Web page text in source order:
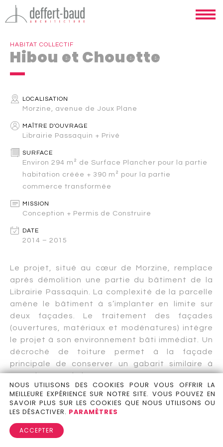
HABITAT COLLECTIF
Hibou et Chouette
Le projet, situé au cœur de Morzine, remplace
après démolition une partie du bâtiment de la
Librairie Passaquin. La complexité de la parcelle
amène le bâtiment à s’implanter en limite sur
deux façades. Le traitement des façades
(ouvertures, matériaux et modénatures) intègre
le projet à son environnement bâti immédiat. Un
décroché de toiture permet à la façade
principale de conserver un gabarit similaire à
ceux du reste de la rue.
Le sous-sol est conservé et agrandi et le RdC
est réaménagé en commerces. Les quatre
étages supérieurs sont organisés en deux
grands appartements, un duplex et un triplex,
LOCALISATION
Morzine, avenue de Joux Plane
MAÎTRE D'OUVRAGE
Librairie Passaquin + Privé
SURFACE
Environ 294 m² de Surface Plancher pour la partie
habitation créée + 390 m² pour la partie
commerce transformée
MISSION
Conception + Permis de Construire
DATE
2014 – 2015
NOUS UTILISONS DES COOKIES POUR VOUS OFFRIR LA
MEILLEURE EXPÉRIENCE SUR NOTRE SITE. VOUS POUVEZ EN
SAVOIR PLUS SUR LES COOKIES QUE NOUS UTILISONS OU
LES DÉSACTIVER. PARAMÈTRES
ACCEPTER